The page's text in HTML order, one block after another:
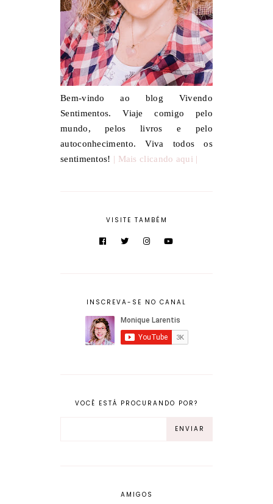
Bem-vindo ao blog Vivendo
Sentimentos. Viaje comigo pelo
mundo, pelos livros e pelo
autoconhecimento. Viva todos os
sentimentos! | Mais clicando aqui |
VISITE TAMBÉM
INSCREVA-SE NO CANAL
VOCÊ ESTÁ PROCURANDO POR?
AMIGOS